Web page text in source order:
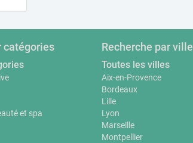
catégories
et spa
Recherche par ville
Toutes les villes
Aix-en-Provence
Bordeaux
Lille
Lyon
Marseille
Montpellier